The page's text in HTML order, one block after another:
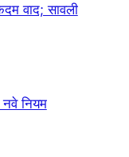
वाद; सावली
नियम